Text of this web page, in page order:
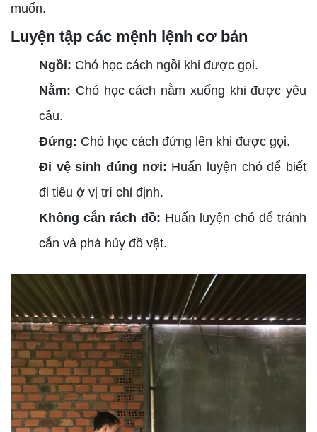
muốn.
Luyện tập các mệnh lệnh cơ bản
Ngồi: Chó học cách ngồi khi được gọi.
Nằm: Chó học cách nằm xuống khi được yêu
cầu.
Đứng: Chó học cách đứng lên khi được gọi.
Đi vệ sinh đúng nơi: Huấn luyện chó để biết
đi tiêu ở vị trí chỉ định.
Không cắn rách đồ: Huấn luyện chó để tránh
cắn và phá hủy đồ vật.